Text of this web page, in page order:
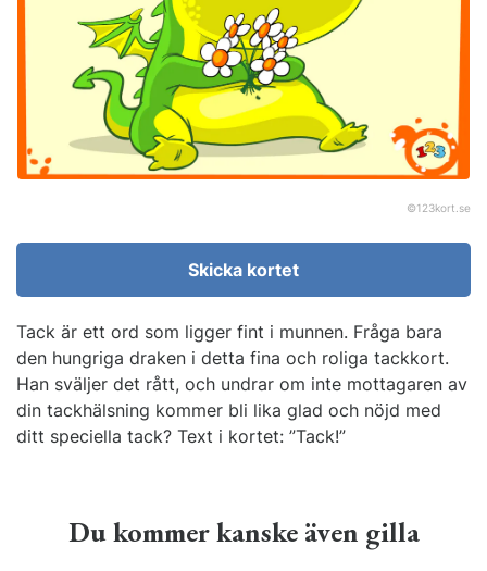
©123kort.se
Skicka kortet
Tack är ett ord som ligger fint i munnen. Fråga bara
den hungriga draken i detta fina och roliga tackkort.
Han sväljer det rått, och undrar om inte mottagaren av
din tackhälsning kommer bli lika glad och nöjd med
ditt speciella tack? Text i kortet: ”Tack!”
Du kommer kanske även gilla